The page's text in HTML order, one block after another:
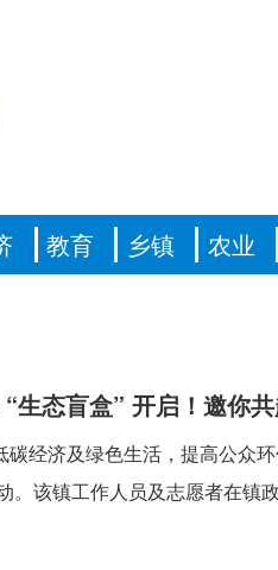
教育 乡镇 农业
生态盲盒” 开启！邀你
经济及绿色生活，提高公众
。该镇工作人员及志愿者在镇